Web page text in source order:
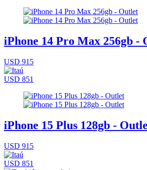
iPhone 14 Pro Max 256gb -
USD 915
USD 851
iPhone 15 Plus 128gb -
USD 915
USD 851